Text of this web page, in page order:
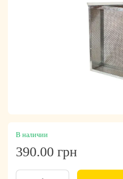
В наличии
390.00 грн